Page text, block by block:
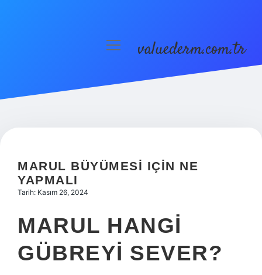
menüyüvaluederm.com.tr
MARUL BÜYÜMESI IÇIN NE
YAPMALI
Tarih: Kasım 26, 2024
MARUL HANGI
GÜBREYI SEVER?